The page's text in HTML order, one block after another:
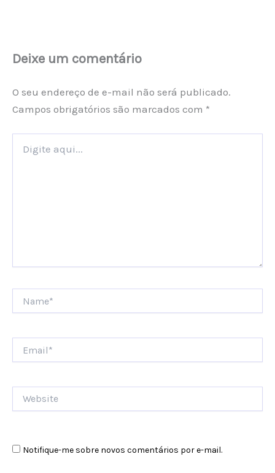
Deixe um comentário
O seu endereço de e-mail não será publicado.
Campos obrigatórios são marcados com *
aqui...
Notifique-me sobre novos comentários por e-mail.